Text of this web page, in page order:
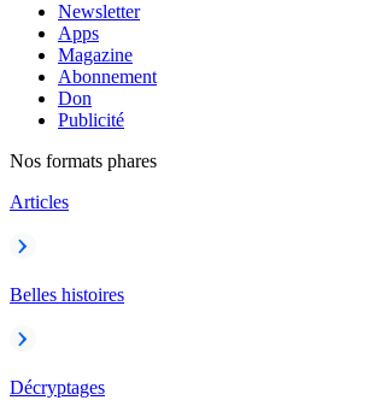
Newsletter
Apps
Magazine
Abonnement
Don
Publicité
Nos formats phares
Articles
Belles histoires
Décryptages